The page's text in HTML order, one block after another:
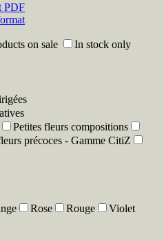
PDF
on sale In stock only
Petites fleurs compositions
précoces - Gamme CitiZ
Rose Rouge Violet